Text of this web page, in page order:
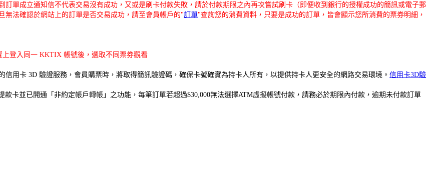
單成立通知信不代表交易沒有成功，又或是刷卡付款失敗，請於付款期限之內再次嘗試刷卡（即便收到銀行的授權成功的簡訊或電子郵
無法確認於網站上的訂單是否交易成功，請至會員帳戶的"訂單"查詢您的消費資料，只要是成功的訂單，皆會顯示您所消費的票券明細，
登入同一 KKTIX 帳號後，選取不同票券觀看
信用卡 3D 驗證服務，會員購票時，將取得簡訊驗證碼，確保卡號確實為持卡人所有，以提供持卡人更安全的網路交易環境。 信用卡3D驗
款卡並已開通「非約定帳戶轉帳」之功能 ， 每筆訂單若超過$30,000無法選擇ATM虛擬帳號付款 ，請務必於期限內付款，逾期未付款訂單